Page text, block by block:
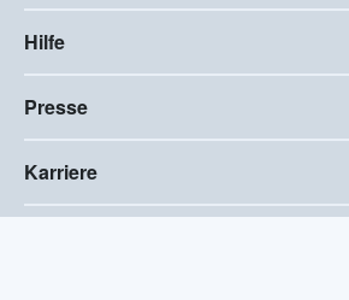
Hilfe
Presse
Karriere